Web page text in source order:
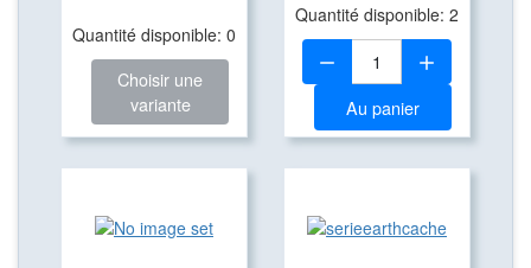
Quantité disponible: 0
Choisir une
variante
Quantité disponible: 2
Quantité:
Au panier